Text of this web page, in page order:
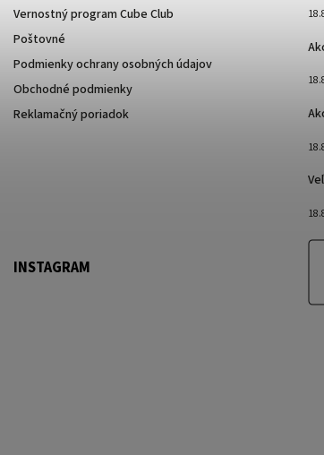
Vernostný program Cube Club
Poštovné
Podmienky ochrany osobných údajov
Obchodné podmienky
Reklamačný poriadok
INSTAGRAM